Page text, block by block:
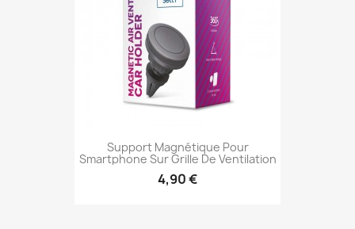
Support Magnétique Pour
Smartphone Sur Grille De Ventilation
4,90 €